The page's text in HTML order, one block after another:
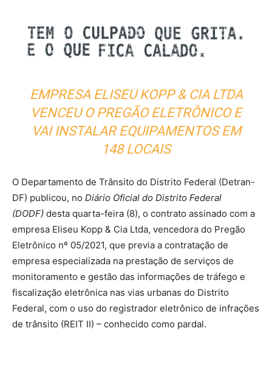
EMPRESA ELISEU KOPP & CIA LTDA
VENCEU O PREGÃO ELETRÔNICO E
VAI INSTALAR EQUIPAMENTOS EM
148 LOCAIS
O Departamento de Trânsito do Distrito Federal (Detran-
DF) publicou, no Diário Oficial do Distrito Federal
(DODF) desta quarta-feira (8), o contrato assinado com a
empresa Eliseu Kopp & Cia Ltda, vencedora do Pregão
Eletrônico nº 05/2021, que previa a contratação de
empresa especializada na prestação de serviços de
monitoramento e gestão das informações de tráfego e
fiscalização eletrônica nas vias urbanas do Distrito
Federal, com o uso do registrador eletrônico de infrações
de trânsito (REIT II) – conhecido como pardal.